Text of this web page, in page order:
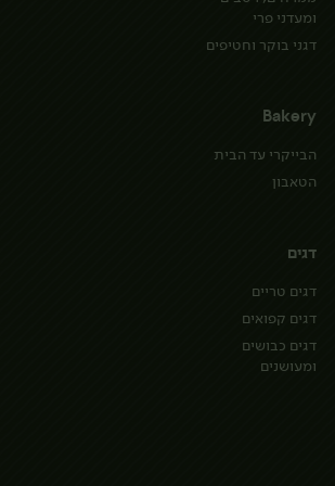
ומעדני פרי
דגני בוקר וחטיפים
Bakery
הבייקרי עד הבית
הטאבון
דגים
דגים טריים
דגים קפואים
דגים כבושים
ומעושנים